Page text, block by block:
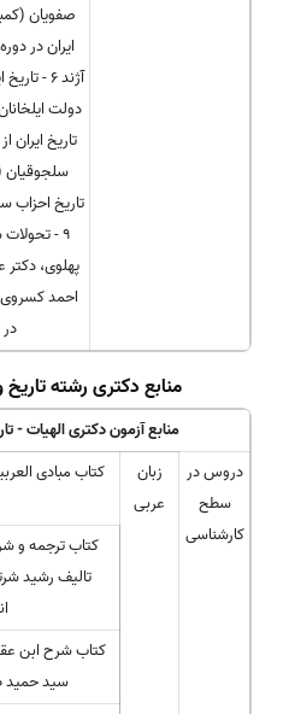
ایران در
آژند 6 -
تاریخ
تاریخ احزاب
9 -
منابع دکتری رشته
منابع آزمون دکتری الهیات -
دروس در
سطح
کارشناسی
زبان
عربی
کتاب مبادی
کتاب ترجمه و
تالیف رشید
کتاب شرح ابن
سید حمید